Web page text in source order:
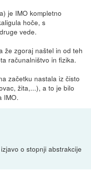
je IMO kompletno
hoče, s
vede.
že zgoraj naštel in od teh
računalništvo in fizika.
začetku nastala iz čisto
žita,...), a to je bilo
IMO.
o stopnji abstrakcije